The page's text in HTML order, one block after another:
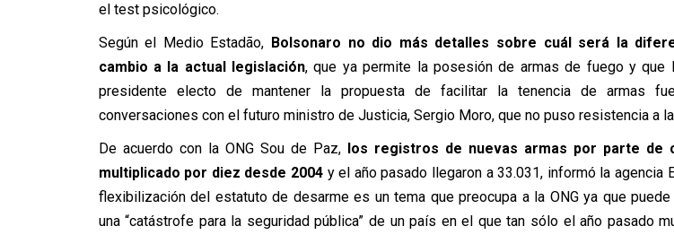
el test psicológico.
Según el Medio Estadão, Bolsonaro no dio más detalles sobre cuál será la
cambio a la actual legislación, que ya permite la posesión de armas de fuego y que
presidente electo de mantener la propuesta de facilitar la tenencia de armas
conversaciones con el futuro ministro de Justicia, Sergio Moro, que no puso resistencia a
De acuerdo con la ONG Sou de Paz, los registros de nuevas armas por parte de
multiplicado por diez desde 2004y el año pasado llegaron a 33.031, informó la agencia
flexibilización del estatuto de desarme es un tema que preocupa a la ONG ya que
una “catástrofe para la seguridad pública” de un país en el que tan sólo el año pasado